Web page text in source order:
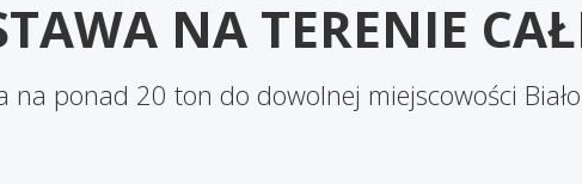
NA TERENIE
ponad 20 ton do dowolnej miejscowości